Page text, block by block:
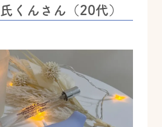
くんさん（20代）